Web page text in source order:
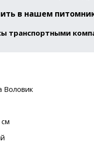
в нашем
транспортными
Воловик